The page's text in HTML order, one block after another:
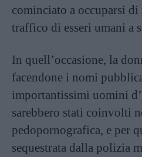
cominciato a occuparsi
traffico di esseri umani a
In quell’occasione, la
facendone i nomi
importantissimi uomini
sarebbero stati coinvolti
pedopornografica, e per
sequestrata dalla polizia